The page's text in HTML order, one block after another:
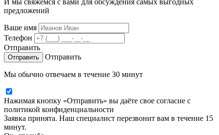
предложений
Ваше имя
Телефон
Отправить
Отправить
Мы обычно отвечаем в течение 30 минут
Нажимая кнопку «Отправить» вы даёте свое согласие с
политикой конфиденциальности
Заявка принята. Наш специалист перезвонит вам в течение 15
минут.